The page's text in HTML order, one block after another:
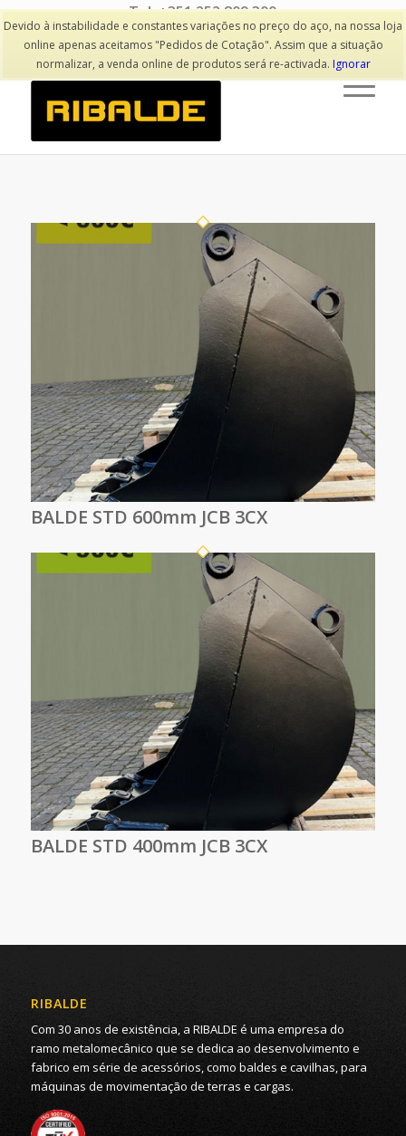
Devido à instabilidade e constantes variações no preço do aço, na nossa loja
online apenas aceitamos "Pedidos de Cotação". Assim que a situação
normalizar, a venda online de produtos será re-activada. Ignorar
Tel: +351 252 809 300
(Chamada para rede fixa nacional)
BALDE STD 600mm JCB 3CX
BALDE STD 400mm JCB 3CX
RIBALDE
Com 30 anos de existência, a RIBALDE é uma empresa do
ramo metalomecânico que se dedica ao desenvolvimento e
fabrico em série de acessórios, como baldes e cavilhas, para
máquinas de movimentação de terras e cargas.